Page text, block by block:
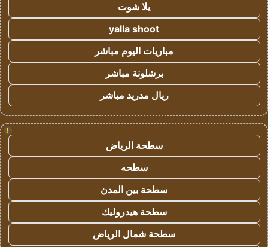
يلا شوت
yalla shoot
مباريات اليوم مباشر
برشلونة مباشر
ريال مدريد مباشر
!
سطحة الرياض
سطحه
سطحة بين المدن
سطحة هيدروليك
سطحة شمال الرياض